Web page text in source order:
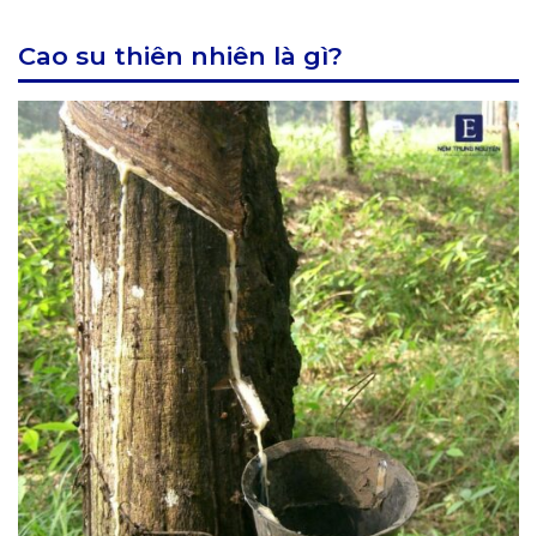
Cao su thiên nhiên là gì?